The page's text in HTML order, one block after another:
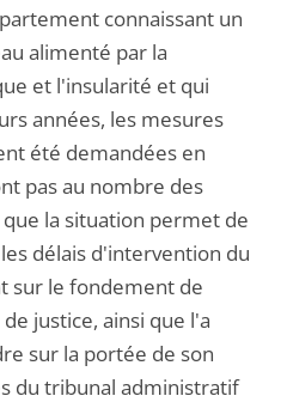
connaissant un
alimenté par la
et l'insularité et qui
années, les mesures
été demandées en
pas au nombre des
la situation permet de
délais d'intervention du
sur le fondement de
justice, ainsi que l'a
sur la portée de son
du tribunal administratif